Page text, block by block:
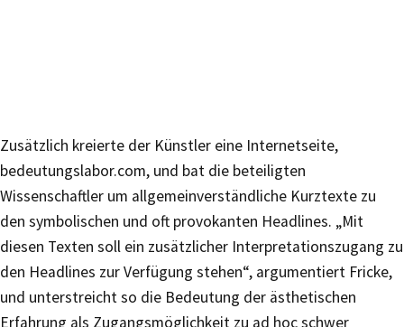
Zusätzlich kreierte der Künstler eine Internetseite,
bedeutungslabor.com, und bat die beteiligten
Wissenschaftler um allgemeinverständliche Kurztexte zu
den symbolischen und oft provokanten Headlines. „Mit
diesen Texten soll ein zusätzlicher Interpretationszugang zu
den Headlines zur Verfügung stehen“, argumentiert Fricke,
und unterstreicht so die Bedeutung der ästhetischen
Erfahrung als Zugangsmöglichkeit zu ad hoc schwer